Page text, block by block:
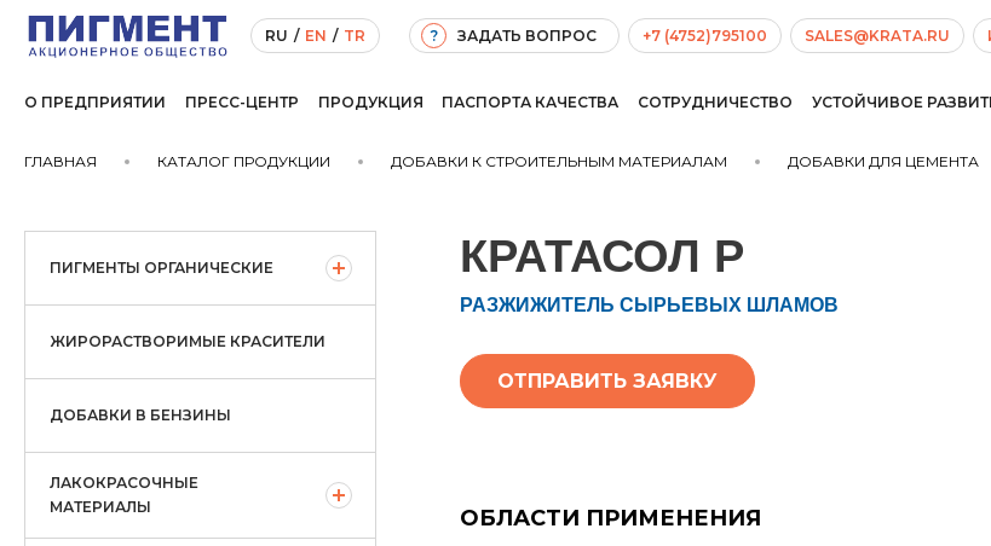
RU / EN / TR ? ЗАДАТЬ ВОПРОС +7 (4752)795100 SALES@KRATA.RU
О ПРЕДПРИЯТИИ ПРЕСС-ЦЕНТР ПРОДУКЦИЯ ПАСПОРТА КАЧЕСТВА СОТРУДНИЧЕСТВО УСТОЙЧИВОЕ
ГЛАВНАЯ КАТАЛОГ ПРОДУКЦИИ ДОБАВКИ К СТРОИТЕЛЬНЫМ МАТЕРИАЛАМ ДОБАВКИ ДЛЯ ЦЕМЕНТА
ПИГМЕНТЫ ОРГАНИЧЕСКИЕ
ЖИРОРАСТВОРИМЫЕ КРАСИТЕЛИ
ДОБАВКИ В БЕНЗИНЫ
ЛАКОКРАСОЧНЫЕ
МАТЕРИАЛЫ
КРАТАСОЛ Р
РАЗЖИЖИТЕЛЬ СЫРЬЕВЫХ ШЛАМОВ
ОТПРАВИТЬ ЗАЯВКУ
ОБЛАСТИ ПРИМЕНЕНИЯ